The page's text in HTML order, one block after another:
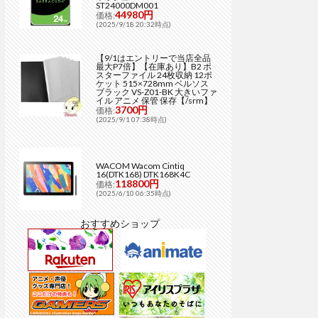
ST24000DM001
価格:44980円
(2025/9/18 20:32時点)
【9/1はエントリーで当店全品
最大P7倍】【在庫あり】B2 ポ
スターファイル 24枚収納 12ポ
ケット 515×728mm ベルソス
ブラック VS-Z01-BK 大きいファ
イル アニメ 保管 保存【/srm】
価格:3700円
(2025/9/1 07:38時点)
WACOM Wacom Cintiq
16(DTK168) DTK168K4C
価格:118800円
(2025/6/10 06:35時点)
おすすめショップ